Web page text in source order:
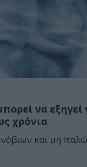
να εξηγεί
χρόνια
και μη